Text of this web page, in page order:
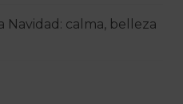
Navidad: calma, belleza